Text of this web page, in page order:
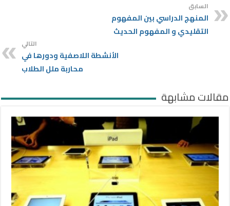
السابق
المنهج الدراسي بين المفهوم
التقليدي و المفهوم الحديث
التالي
الأنشطة اللاصفية ودورها في
محاربة ملل الطلاب
مقالات مشابهة